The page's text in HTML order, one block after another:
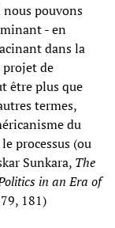
pouvons
- en
dans la
de
être plus que
termes,
du
processus (ou
Sunkara, The
in an Era of
181)